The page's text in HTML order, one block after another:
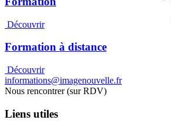
Découvrir
Formation à distance
Découvrir
informations@imagenouvelle.fr
Nous rencontrer (sur RDV)
Liens utiles